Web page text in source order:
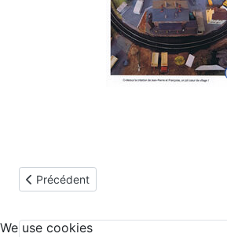
Article précédent : Le Réseau de Thierry
Précédent
We use cookies